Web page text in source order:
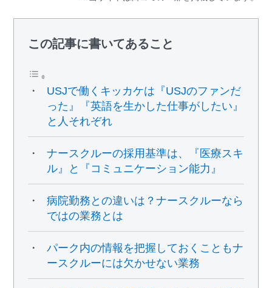
この記事に書いてあること
USJで働くキッカケは『USJのファンだ
った』『英語を生かした仕事がしたい』
と人それぞれ
ナースクルーの採用基準は、『医療スキ
ル』と『コミュニケーション能力』
病院勤務との違いは？ナースクルーなら
ではの業務とは
パーク内の情報を把握しておくこともナ
ースクルーには欠かせない業務